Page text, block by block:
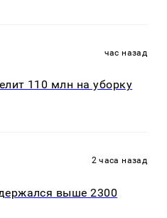
час назад
110 млн на уборку
2 часа назад
выше 2300